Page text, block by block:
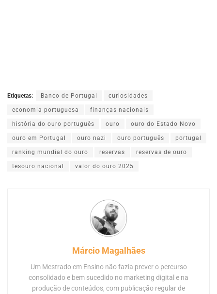
Etiquetas: Banco de Portugal curiosidades
economia portuguesa finanças nacionais
história do ouro português ouro ouro do Estado Novo
ouro em Portugal ouro nazi ouro português portugal
ranking mundial do ouro reservas reservas de ouro
tesouro nacional valor do ouro 2025
Márcio Magalhães
Um Mestrado em Ensino não fazia prever o percurso
consolidado e bem sucedido no marketing digital e na
produção de conteúdos, com publicação regular de